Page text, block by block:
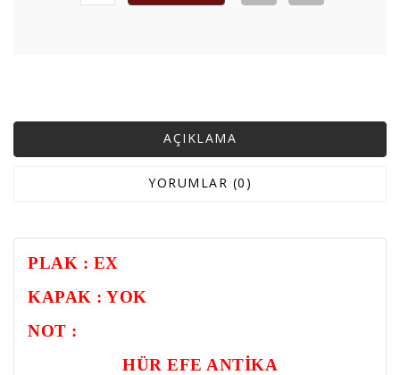
AÇIKLAMA
YORUMLAR (0)
PLAK : EX
KAPAK : YOK
NOT :
HÜR EFE ANTİKA